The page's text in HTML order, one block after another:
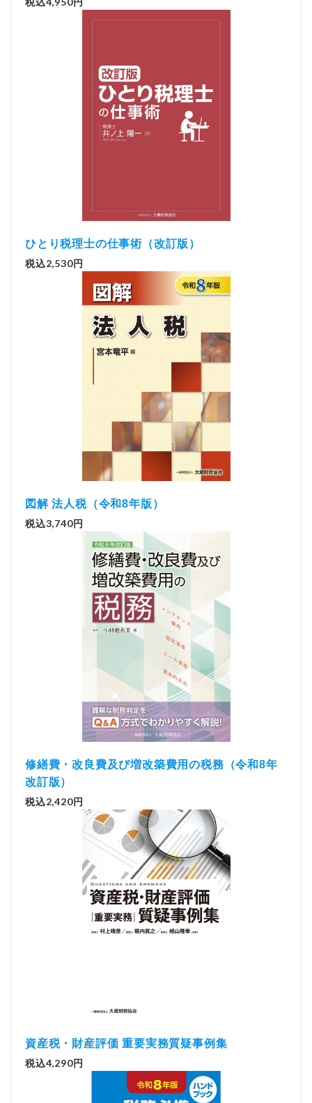
ひとり税理士の仕事術（改訂版）
税込2,530円
図解 法人税（令和8年版）
税込3,740円
修繕費・改良費及び増改築費用の税務（令和8年
改訂版）
税込2,420円
資産税・財産評価 重要実務質疑事例集
税込4,290円